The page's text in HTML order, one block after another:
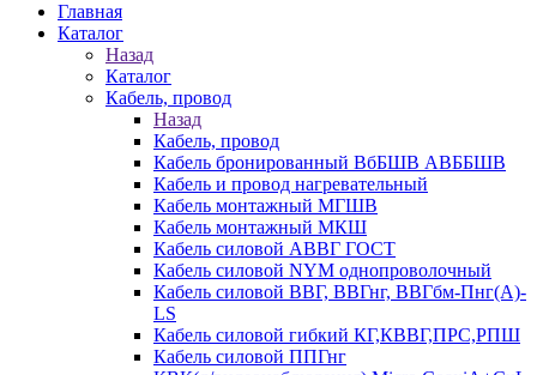
Главная
Каталог
Назад
Каталог
Кабель, провод
Назад
Кабель, провод
Кабель бронированный ВбБШВ АВББШВ
Кабель и провод нагревательный
Кабель монтажный МГШВ
Кабель монтажный МКШ
Кабель силовой АВВГ ГОСТ
Кабель силовой NYM однопроволочный
Кабель силовой ВВГ, ВВГнг, ВВГбм-Пнг(А)-
LS
Кабель силовой гибкий КГ,КВВГ,ПРС,РПШ
Кабель силовой ППГнг